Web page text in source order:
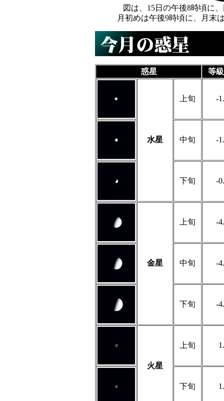
図は、15日の午後8時頃に
月初めは午後9時頃に、月末
惑星 等級
水星
上旬 -
中旬 -
下旬 -
金星
上旬 -
中旬 -
下旬 -
火星
上旬
下旬